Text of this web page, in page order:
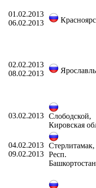
01.02.2013
06.02.2013
02.02.2013
08.02.2013
Ярославль
03.02.2013 Слободской,
Кировская
04.02.2013
09.02.2013
Стерлитамак,
Респ.
Башкортостан